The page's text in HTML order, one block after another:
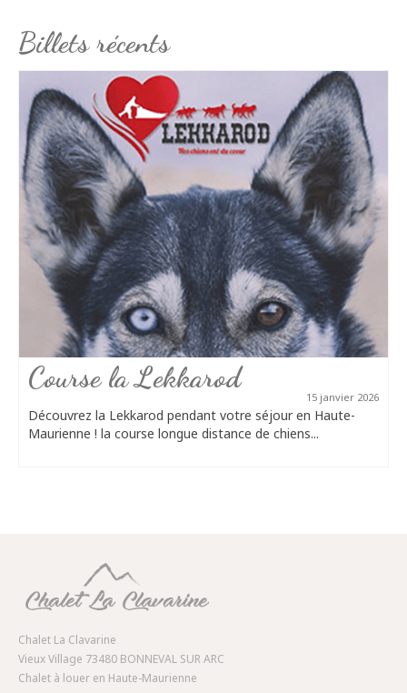
Billets récents
Course la Lekkarod
15 janvier 2026
Découvrez la Lekkarod pendant votre séjour en Haute-
Maurienne ! la course longue distance de chiens...
Chalet La Clavarine
Vieux Village 73480 BONNEVAL SUR ARC
Chalet à louer en Haute-Maurienne